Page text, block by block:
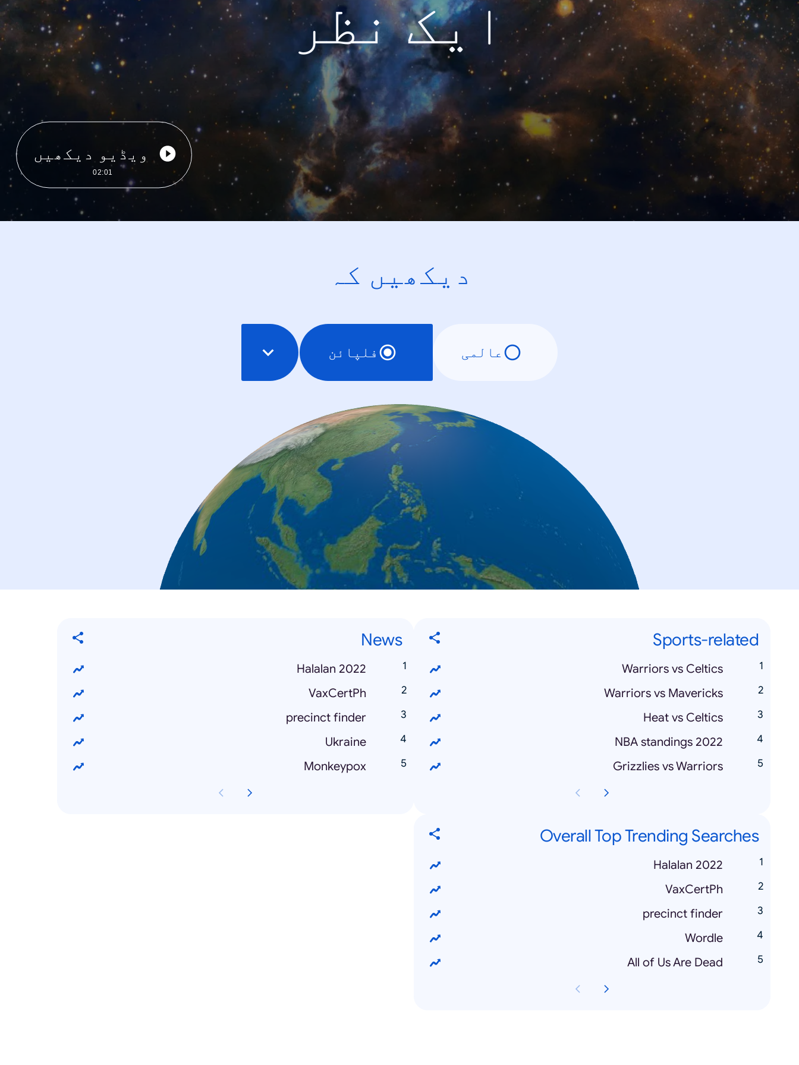
ایک نظر
ویڈیو دیکھیں
02:01
دیکھیں کہ
عالمی فلپائن
Sports-related
Warriors vs Celtics
Warriors vs Mavericks
Heat vs Celtics
NBA standings 2022
Grizzlies vs Warriors
News
Halalan 2022
VaxCertPh
precinct finder
Ukraine
Monkeypox
Overall Top Trending Searches
Halalan 2022
VaxCertPh
precinct finder
Wordle
All of Us Are Dead